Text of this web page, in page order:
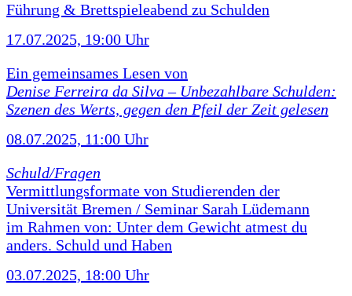
Führung & Brettspieleabend zu Schulden
17.07.2025, 19:00 Uhr
Ein gemeinsames Lesen von
Denise Ferreira da Silva – Unbezahlbare Schulden:
Szenen des Werts, gegen den Pfeil der Zeit gelesen
08.07.2025, 11:00 Uhr
Schuld/Fragen
Vermittlungsformate von Studierenden der
Universität Bremen / Seminar Sarah Lüdemann
im Rahmen von: Unter dem Gewicht atmest du
anders. Schuld und Haben
03.07.2025, 18:00 Uhr